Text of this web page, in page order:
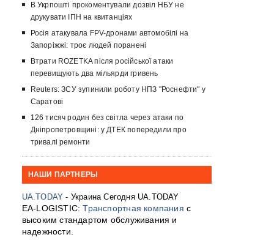
В Укрпошті прокоментували дозвіл НБУ не
друкувати ІПН на квитанціях
Росія атакувала FPV-дронами автомобілі на
Запоріжжі: троє людей поранені
Втрати ROZETKA після російської атаки
перевищують два мільярди гривень
Reuters: ЗСУ зупинили роботу НПЗ "Роснефти" у
Саратові
126 тисяч родин без світла через атаки по
Дніпропетровщині: у ДТЕК попередили про
тривалі ремонти
НАШИ ПАРТНЕРЫ
UA.TODAY - Украина Сегодня UA.TODAY
EA-LOGISTIC:Транспортная компания с
высоким стандартом обслуживания и
надежности.